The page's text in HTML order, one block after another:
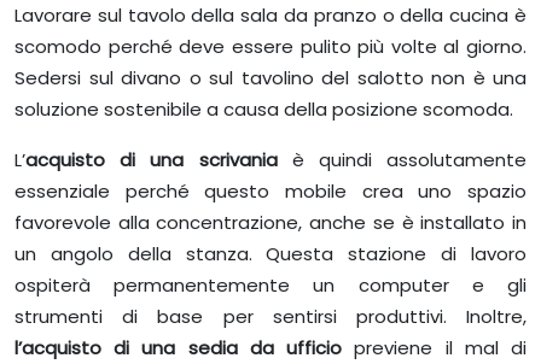
Lavorare sul tavolo della sala da pranzo o della cucina è
scomodo perché deve essere pulito più volte al giorno.
Sedersi sul divano o sul tavolino del salotto non è una
soluzione sostenibile a causa della posizione scomoda.
L’acquisto di una scrivania è quindi assolutamente
essenziale perché questo mobile crea uno spazio
favorevole alla concentrazione, anche se è installato in
un angolo della stanza. Questa stazione di lavoro
ospiterà permanentemente un computer e gli
strumenti di base per sentirsi produttivi. Inoltre,
l’acquisto di una sedia da ufficio previene il mal di